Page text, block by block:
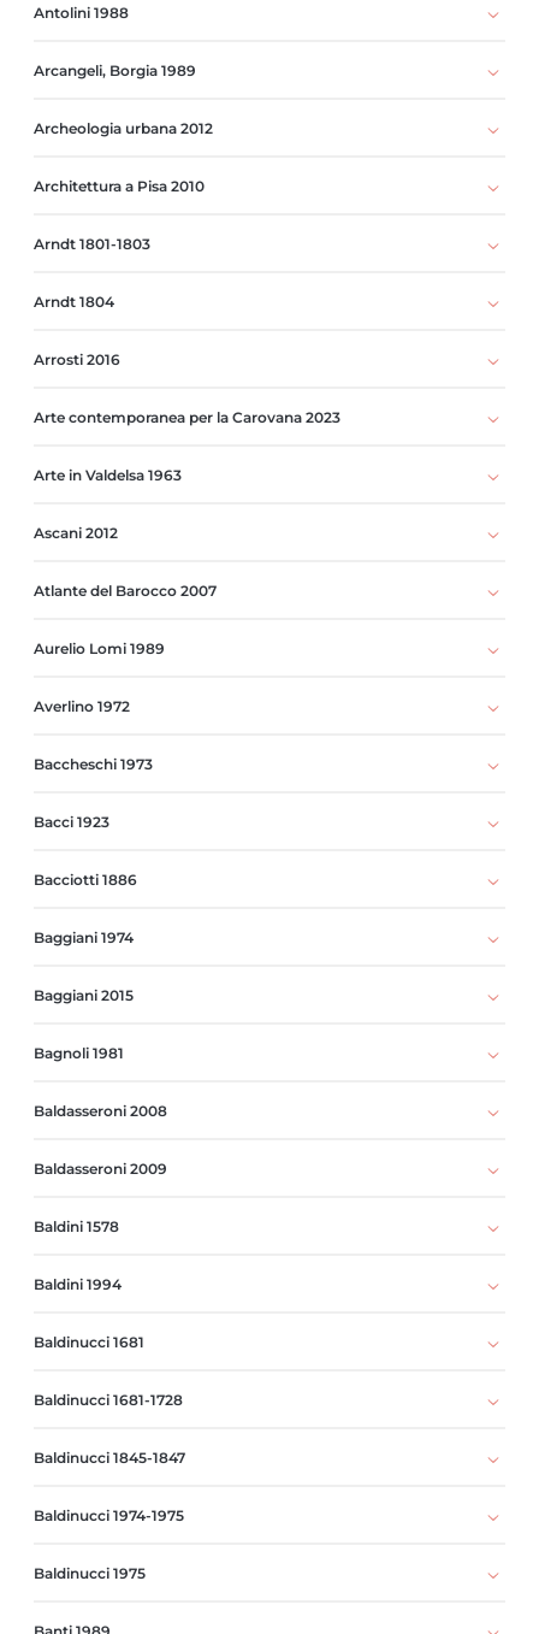
Antolini 1988
Arcangeli, Borgia 1989
Archeologia urbana 2012
Architettura a Pisa 2010
Arndt 1801-1803
Arndt 1804
Arrosti 2016
Arte contemporanea per la Carovana 2023
Arte in Valdelsa 1963
Ascani 2012
Atlante del Barocco 2007
Aurelio Lomi 1989
Averlino 1972
Baccheschi 1973
Bacci 1923
Bacciotti 1886
Baggiani 1974
Baggiani 2015
Bagnoli 1981
Baldasseroni 2008
Baldasseroni 2009
Baldini 1578
Baldini 1994
Baldinucci 1681
Baldinucci 1681-1728
Baldinucci 1845-1847
Baldinucci 1974-1975
Baldinucci 1975